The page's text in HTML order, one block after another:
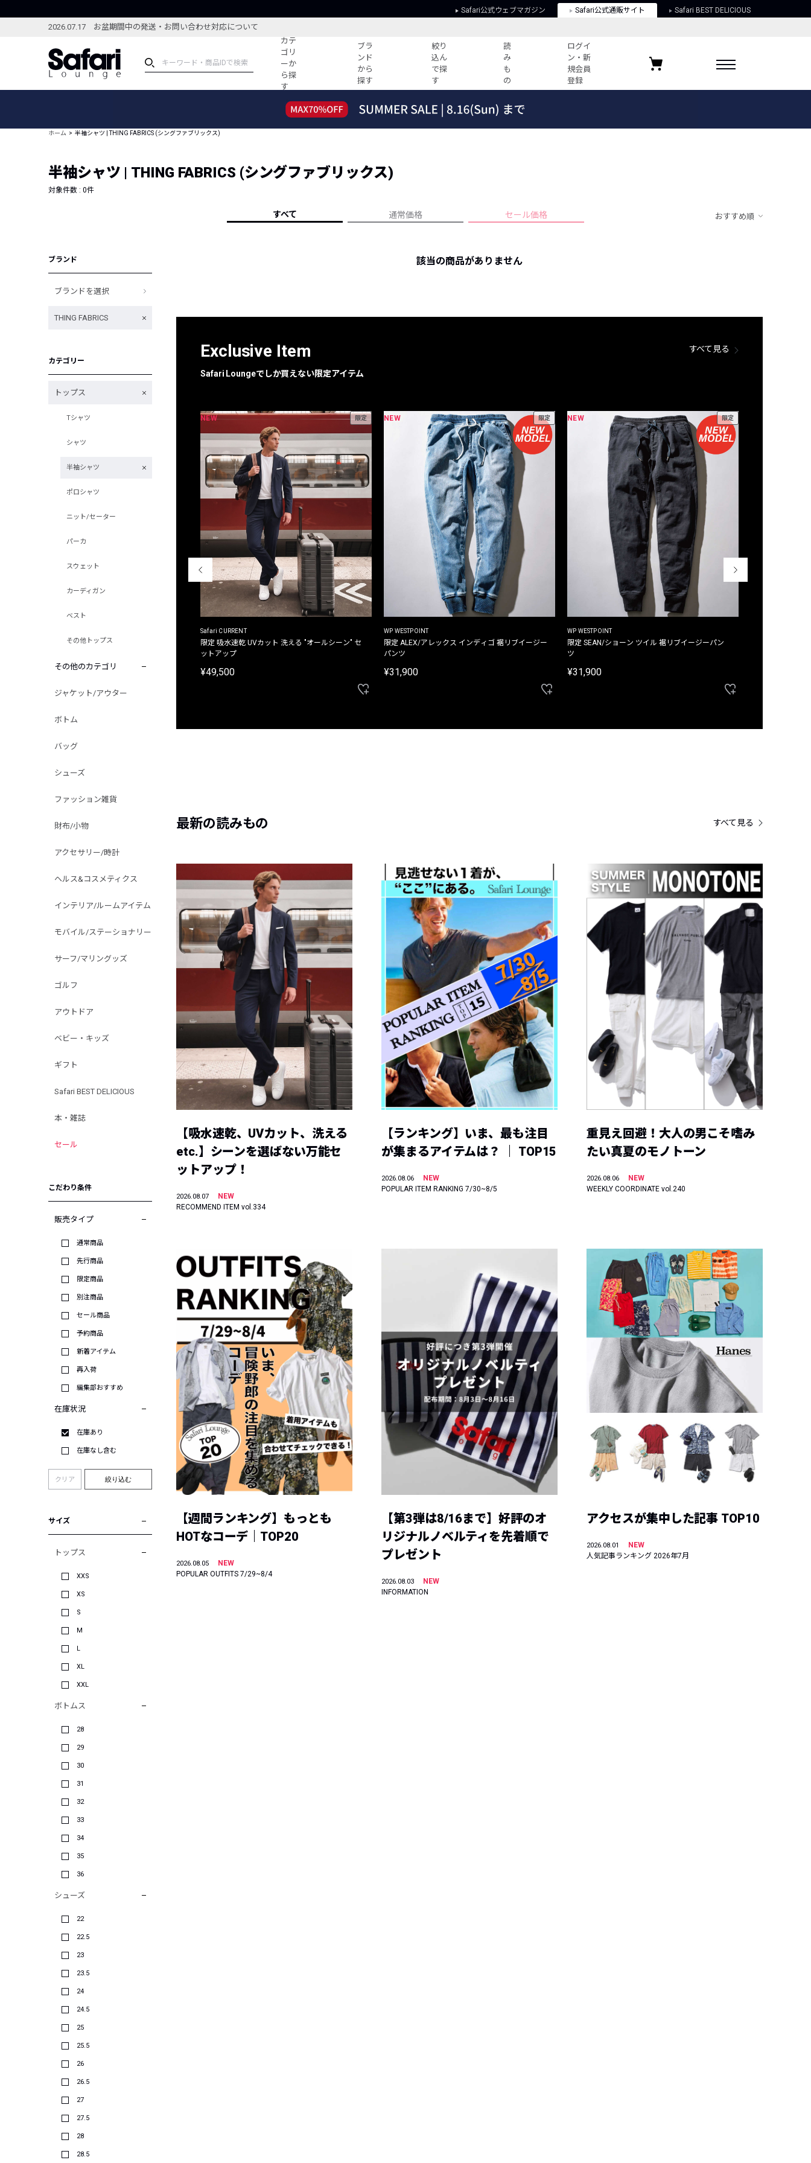
Safari公式ウェブマガジン Safari公式通販サイト Safari BEST DELICIOUS
2026.07.17 お盆期間中の発送・お問い合わせ対応について
カテ
ゴリ
ーか
ら探
す
ブラ
ンド
から
探す
絞り
込ん
で探
す
読
み
も
の
ログイ
ン・新
規会員
登録
ブランドから探す
新着アイテム
編集部のおすすめアイテム
特集記事
コーディネート
すべての記事
ーデ紹介
HOTなコーデ TOP20
人気記事ランキング
フォーカスブランド
プライバシーポリシー
お気に入りブランド
ホーム 半袖シャツ | THING FABRICS (シングファブリックス)
半袖シャツ | THING FABRICS (シングファブリックス)
対象件数 : 0件
すべて 通常価格 セール価格 おすすめ順
ブランド
ブランドを選択
THING FABRICS
カテゴリー
トップス
Tシャツ
シャツ
半袖シャツ
ポロシャツ
ニット/セーター
パーカ
スウェット
カーディガン
ベスト
その他トップス
その他のカテゴリ
ジャケット/アウター
ボトム
バッグ
シューズ
ファッション雑貨
財布/小物
アクセサリー/時計
ヘルス&コスメティクス
インテリア/ルームアイテム
モバイル/ステーショナリー
サーフ/マリングッズ
ゴルフ
アウトドア
ベビー・キッズ
ギフト
Safari BEST DELICIOUS
本・雑誌
セール
こだわり条件
販売タイプ
通常商品
先行商品
限定商品
別注商品
セール商品
予約商品
新着アイテム
再入荷
編集部おすすめ
在庫状況
在庫あり
在庫なし含む
クリア 絞り込む
サイズ
トップス
XXS
XS
S
M
L
XL
XXL
ボトムス
28
29
30
31
32
33
34
35
36
シューズ
22
22.5
23
23.5
24
24.5
25
25.5
26
26.5
27
27.5
28
28.5
該当の商品がありません
Exclusive Item
Safari Loungeでしか買えない限定アイテム
すべて見る
別注限定 フード付き チェックシャツジャケット
NEW 限定
Safari CURRENT
限定 吸水速乾 UVカット 洗える "オールシーン" セ
ットアップ
¥49,500
NEW 限定
WP WESTPOINT
限定 ALEX/アレックス インディゴ 裾リブイージー
パンツ
¥31,900
NEW 限定
WP WESTPOINT
限定 SEAN/ショーン ツイル 裾リブイージーパン
ツ
¥31,900
最新の読みもの すべて見る
【吸水速乾、UVカット、洗える
etc.】シーンを選ばない万能セ
ットアップ！
2026.08.07
NEW
RECOMMEND ITEM vol.334
【ランキング】いま、最も注目
が集まるアイテムは？ ｜ TOP15
2026.08.06
NEW
POPULAR ITEM RANKING 7/30~8/5
重見え回避！大人の男こそ嗜み
たい真夏のモノトーン
2026.08.06
NEW
WEEKLY COORDINATE vol.240
【週間ランキング】もっとも
HOTなコーデ｜TOP20
2026.08.05
NEW
POPULAR OUTFITS 7/29~8/4
【第3弾は8/16まで】好評のオ
リジナルノベルティを先着順で
プレゼント
2026.08.03
NEW
INFORMATION
アクセスが集中した記事 TOP10
2026.08.01
NEW
人気記事ランキング 2026年7月